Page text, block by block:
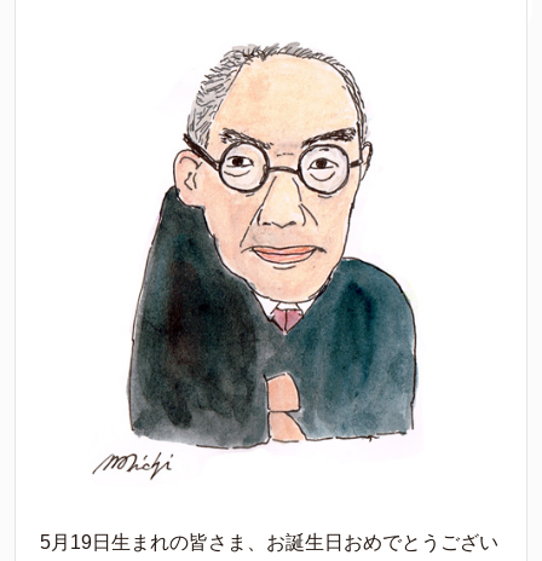
5月19日生まれの皆さま、お誕生日おめでとうござい